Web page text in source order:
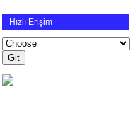
Hızlı Erişim